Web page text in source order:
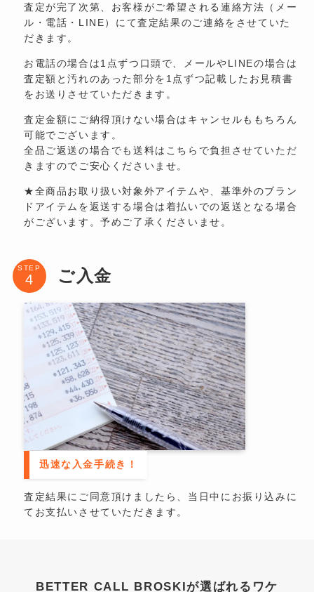
査定が完了次第、お客様がご希望される連絡方法（メー
ル・電話・LINE）にて査定結果のご連絡をさせていた
だきます。
お電話の場合は1点ずつ口頭で、メールやLINEの場合は
査定額と汚れのあった部分を1点ずつ記載したお見積書
をお送りさせていただきます。
査定金額にご納得頂けない場合はキャンセルももちろん
可能でございます。
全品ご返送の場合でも送料はこちらで負担させていただ
きますのでご安心くださいませ。
★全商品お取り扱い対象外アイテムや、基準外のブラン
ドアイテムを返送する場合は着払いでの返送となる場合
がございます。予めご了承くださいませ。
STEP ご入金
迅速な入金手続き！
査定結果にご同意頂けましたら、当日中にお振り込みに
てお支払いさせていただきます。
BETTER CALL BROSKIが選ばれるワケ